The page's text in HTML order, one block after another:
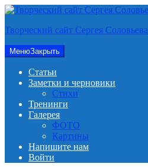
Перейти
содержимому
Творческий сайт Сергея Соловьева
МенюЗакрыть
Статьи
Заметки и черновики
Стихи
Тренинги
Галерея
ФОТО
Картины
Напишите нам
Войти